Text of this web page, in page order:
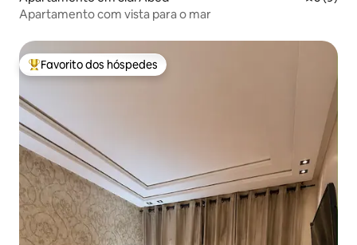
Apartamento com vista para o mar
Favoritos dos hóspedes mais apreciados
Favorito dos hóspedes